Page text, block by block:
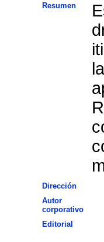
Resumen
Dirección
Autor
corporativo
Editorial